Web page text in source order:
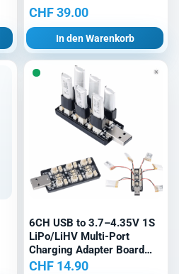
CHF39.00
In den Warenkorb
6CH USB to 3.7–4.35V 1S
LiPo/LiHV Multi-Port
Charging Adapter Board
(5V 3A Input)
CHF14.90